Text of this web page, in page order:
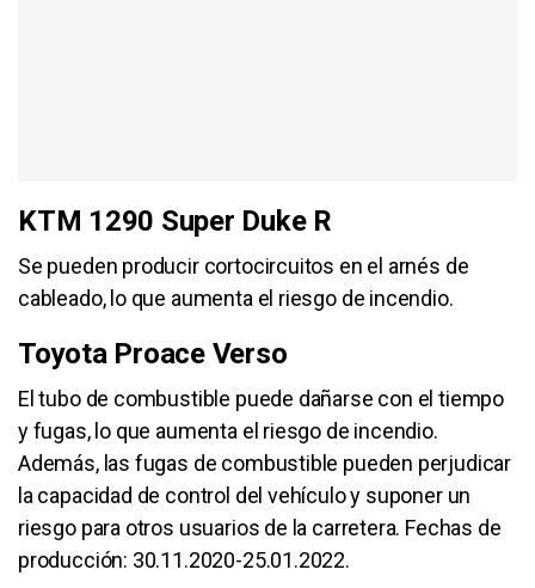
KTM 1290 Super Duke R
Se pueden producir cortocircuitos en el arnés de
cableado, lo que aumenta el riesgo de incendio.
Toyota Proace Verso
El tubo de combustible puede dañarse con el tiempo
y fugas, lo que aumenta el riesgo de incendio.
Además, las fugas de combustible pueden perjudicar
la capacidad de control del vehículo y suponer un
riesgo para otros usuarios de la carretera. Fechas de
producción: 30.11.2020-25.01.2022.